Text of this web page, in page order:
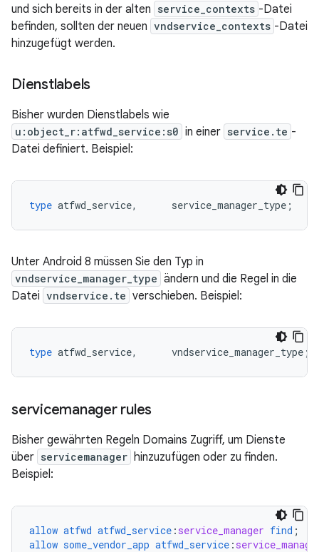
und sich bereits in der alten service_contexts -Datei
befinden, sollten der neuen vndservice_contexts -Datei
hinzugefügt werden.
Dienstlabels
Bisher wurden Dienstlabels wie
u:object_r:atfwd_service:s0 in einer service.te -
Datei definiert. Beispiel:
type atfwd_service, service_manager_type ;
Unter Android 8 müssen Sie den Typ in
vndservice_manager_type ändern und die Regel in die
Datei vndservice.te verschieben. Beispiel:
type atfwd_service, vndservice_manager_type ;
servicemanager rules
Bisher gewährten Regeln Domains Zugriff, um Dienste
über servicemanager hinzuzufügen oder zu finden.
Beispiel:
allow atfwd atfwd_service : service_manager find ;
allow some_vendor_app atfwd_service :